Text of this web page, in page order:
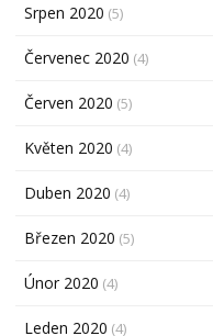
Srpen 2020 (5)
Červenec 2020 (4)
Červen 2020 (5)
Květen 2020 (4)
Duben 2020 (4)
Březen 2020 (5)
Únor 2020 (4)
Leden 2020 (4)